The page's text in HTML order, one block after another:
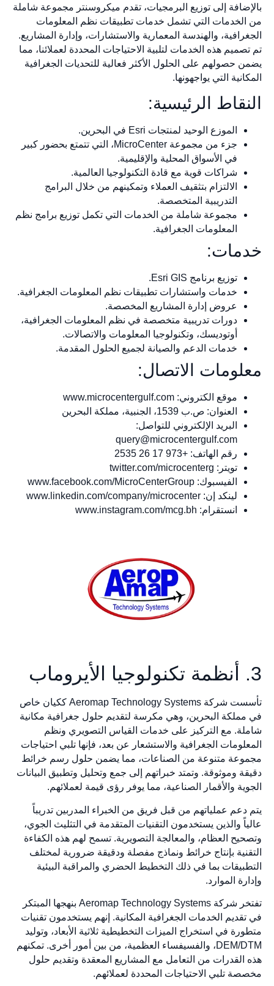
بالإضافة إلى توزيع البرمجيات، تقدم ميكروسنتر مجموعة شاملة
من الخدمات التي تشمل خدمات تطبيقات نظم المعلومات
الجغرافية، والهندسة المعمارية والاستشارات، وإدارة المشاريع.
تم تصميم هذه الخدمات لتلبية الاحتياجات المحددة لعملائنا، مما
يضمن حصولهم على الحلول الأكثر فعالية للتحديات الجغرافية
المكانية التي يواجهونها.
النقاط الرئيسية:
الموزع الوحيد لمنتجات Esri في البحرين.
جزء من مجموعة MicroCenter، التي تتمتع بحضور كبير
في الأسواق المحلية والإقليمية.
شراكات قوية مع قادة التكنولوجيا العالمية.
الالتزام بتثقيف العملاء وتمكينهم من خلال البرامج
التدريبية المتخصصة.
مجموعة شاملة من الخدمات التي تكمل توزيع برامج نظم
المعلومات الجغرافية.
خدمات:
توزيع برنامج Esri GIS.
خدمات واستشارات تطبيقات نظم المعلومات الجغرافية.
عروض إدارة المشاريع المخصصة.
دورات تدريبية متخصصة في نظم المعلومات الجغرافية،
أوتوديسك، وتكنولوجيا المعلومات والاتصالات.
خدمات الدعم والصيانة لجميع الحلول المقدمة.
معلومات الاتصال:
موقع الكتروني: www.microcentergulf.com
العنوان: ص.ب 1539، الجنبية، مملكة البحرين
البريد الإلكتروني للتواصل:
query@microcentergulf.com
رقم الهاتف: +973 17 26 2535
تويتر: twitter.com/microcenterg
الفيسبوك: www.facebook.com/MicroCenterGroup
لينكد إن: www.linkedin.com/company/microcenter
انستقرام: www.instagram.com/mcg.bh
3. أنظمة تكنولوجيا الأيروماب
تأسست شركة Aeromap Technology Systems ككيان خاص
في مملكة البحرين، وهي مكرسة لتقديم حلول جغرافية مكانية
شاملة. مع التركيز على خدمات القياس التصويري ونظم
المعلومات الجغرافية والاستشعار عن بعد، فإنها تلبي احتياجات
مجموعة متنوعة من الصناعات، مما يضمن حلول رسم خرائط
دقيقة وموثوقة. وتمتد خبراتهم إلى جمع وتحليل وتطبيق البيانات
الجوية والأقمار الصناعية، مما يوفر رؤى قيمة لعملائهم.
يتم دعم عملياتهم من قبل فريق من الخبراء المدربين تدريباً
عالياً والذين يستخدمون التقنيات المتقدمة في التثليث الجوي،
وتصحيح العظام، والمعالجة التصويرية. تسمح لهم هذه الكفاءة
التقنية بإنتاج خرائط ونماذج مفصلة ودقيقة ضرورية لمختلف
التطبيقات بما في ذلك التخطيط الحضري والمراقبة البيئية
وإدارة الموارد.
تفتخر شركة Aeromap Technology Systems بنهجها المبتكر
في تقديم الخدمات الجغرافية المكانية. إنهم يستخدمون تقنيات
متطورة في استخراج الميزات التخطيطية ثلاثية الأبعاد، وتوليد
DEM/DTM، والفسيفساء العظمية، من بين أمور أخرى. تمكنهم
هذه القدرات من التعامل مع المشاريع المعقدة وتقديم حلول
مخصصة تلبي الاحتياجات المحددة لعملائهم.